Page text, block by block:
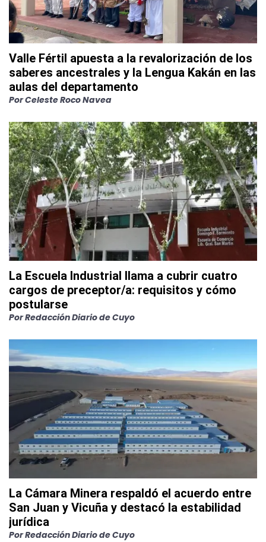
Valle Fértil apuesta a la revalorización de los
saberes ancestrales y la Lengua Kakán en las
aulas del departamento
PorCeleste Roco Navea
La Escuela Industrial llama a cubrir cuatro
cargos de preceptor/a: requisitos y cómo
postularse
PorRedacción Diario de Cuyo
La Cámara Minera respaldó el acuerdo entre
San Juan y Vicuña y destacó la estabilidad
jurídica
PorRedacción Diario de Cuyo